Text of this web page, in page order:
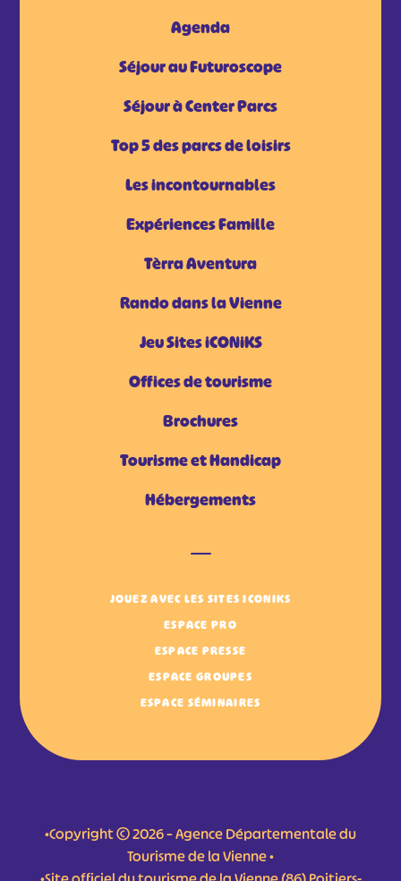
Agenda
Séjour au Futuroscope
Séjour à Center Parcs
Top 5 des parcs de loisirs
Les incontournables
Expériences Famille
Tèrra Aventura
Rando dans la Vienne
Jeu Sites iCONiKS
Offices de tourisme
Brochures
Tourisme et Handicap
Hébergements
JOUEZ AVEC LES SITES ICONIKS
ESPACE PRO
ESPACE PRESSE
ESPACE GROUPES
ESPACE SÉMINAIRES
•Copyright © 2026 – Agence Départementale du
Tourisme de la Vienne •